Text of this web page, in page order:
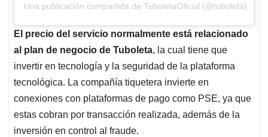
Una publicación compartida de TuboletaOficial (@tuboleta)
El precio del servicio normalmente está relacionado
al plan de negocio de Tuboleta, la cual tiene que
invertir en tecnología y la seguridad de la plataforma
tecnológica. La compañía tiquetera invierte en
conexiones con plataformas de pago como PSE, ya que
estas cobran por transacción realizada, además de la
inversión en control al fraude.